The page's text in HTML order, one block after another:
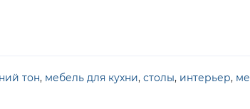
тон, мебель для кухни, столы, интерьер,